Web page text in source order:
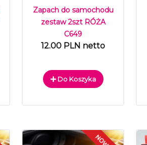
Zapach do samochodu
zestaw 2szt RÓŻA
C649
12.00 PLN netto
Do Koszyka